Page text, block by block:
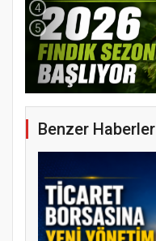
4
5
Benzer Haberler